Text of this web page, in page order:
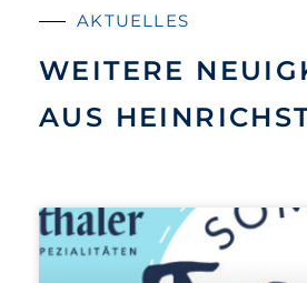
AKTUELLES
WEITERE
AUS